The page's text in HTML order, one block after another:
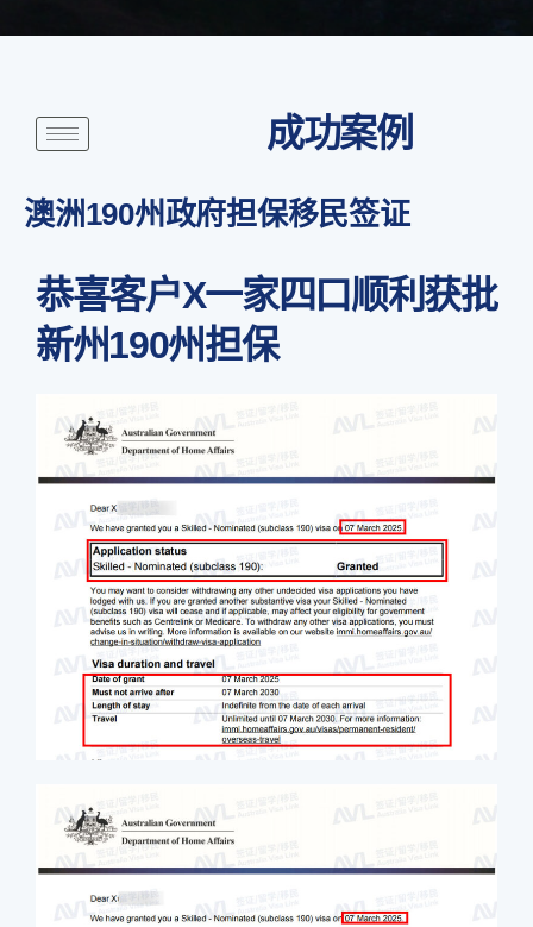
成功案例
澳洲190州政府担保移民签证
恭喜客户X一家四口顺利获批
新州190州担保